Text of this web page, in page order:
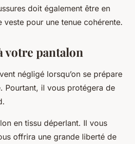
doit également être en
veste pour une tenue cohérente.
votre pantalon
négligé lorsqu’on se prépare
Pourtant, il vous protégera de
en tissu déperlant. Il vous
offrira une grande liberté de